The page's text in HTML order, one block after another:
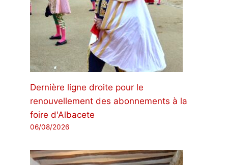
Dernière ligne droite pour le
renouvellement des abonnements à la
foire d'Albacete
06/08/2026